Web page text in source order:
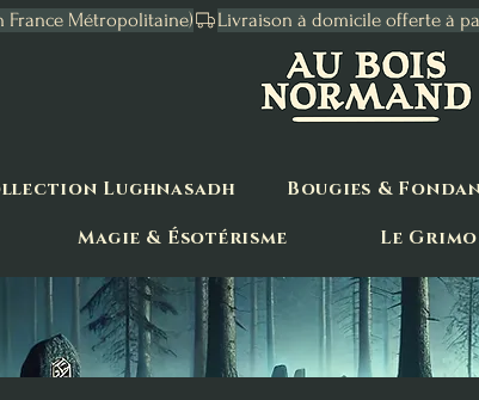
France Métropolitaine)
Lughnasadh Bougies &
Magie & Ésotérisme Le